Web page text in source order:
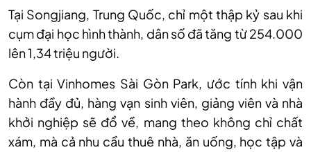
Tại Songjiang, Trung Quốc, chỉ một thập kỷ sau khi
cụm đại học hình thành, dân số đã tăng từ 254.000
lên 1,34 triệu người.
Còn tại Vinhomes Sài Gòn Park, ước tính khi vận
hành đầy đủ, hàng vạn sinh viên, giảng viên và nhà
khởi nghiệp sẽ đổ về, mang theo không chỉ chất
xám, mà cả nhu cầu thuê nhà, ăn uống, học tập và